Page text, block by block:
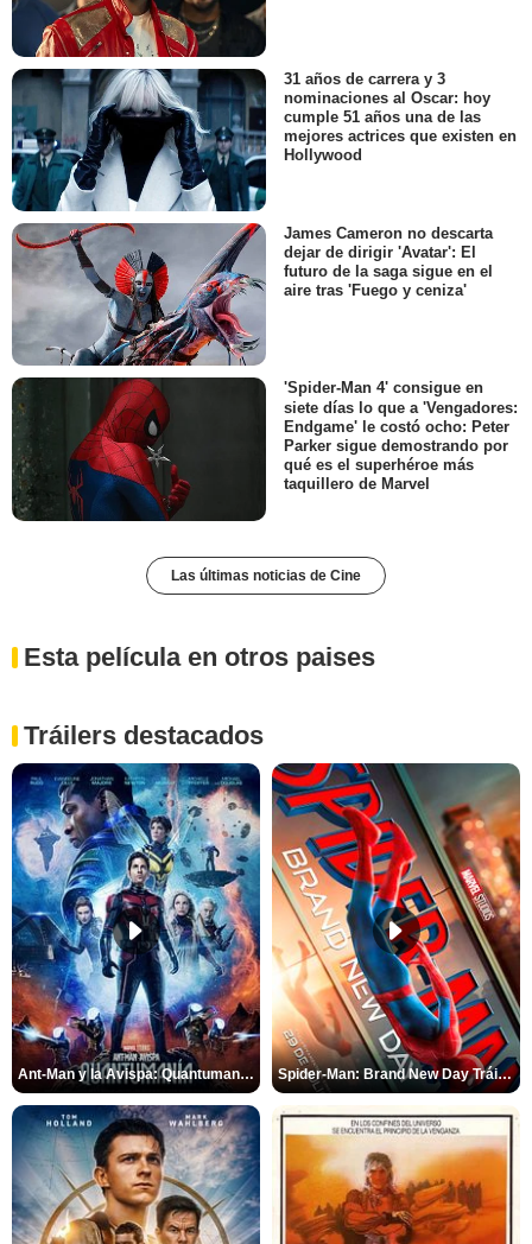
31 años de carrera y 3
nominaciones al Oscar: hoy
cumple 51 años una de las
mejores actrices que existen en
Hollywood
James Cameron no descarta
dejar de dirigir 'Avatar': El
futuro de la saga sigue en el
aire tras 'Fuego y ceniza'
'Spider-Man 4' consigue en
siete días lo que a 'Vengadores:
Endgame' le costó ocho: Peter
Parker sigue demostrando por
qué es el superhéroe más
taquillero de Marvel
Las últimas noticias de Cine
Esta película en otros paises
Tráilers destacados
Ant-Man y la Avispa: Quantumanía Tráiler (2) Spider-Man: Brand New Day Tráiler (3)